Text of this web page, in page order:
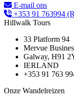
E-mail ons
+353 91 763994
Hillwalk Tours
33 Platform 94
Mervue
Galway, H91
IERLAND
+353 91 763
Onze Wandelreizen